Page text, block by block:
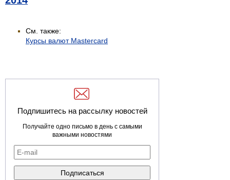
См. также:
Курсы валют Mastercard
Подпишитесь на рассылку новостей
Получайте одно письмо в день с самыми
важными новостями